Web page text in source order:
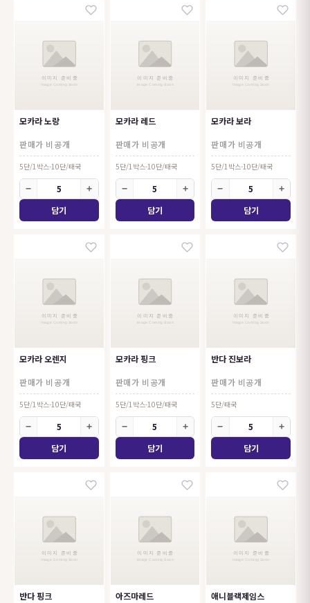
모카라 노랑
판매가 비공개
5단/1박스-10단/태국
− +
모카라 레드
판매가 비공개
5단/1박스-10단/태국
− +
모카라 보라
판매가 비공개
5단/1박스-10단/태국
− +
모카라 오렌지
판매가 비공개
5단/1박스-10단/태국
− +
모카라 핑크
판매가 비공개
5단/1박스-10단/태국
− +
반다 진보라
판매가 비공개
5단/태국
− +
반다 핑크
아즈마레드
애니블랙제임스